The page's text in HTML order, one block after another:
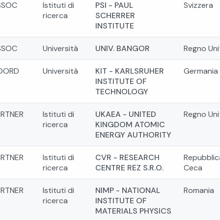
Istituti di
ricerca
PSI - PAUL
SCHERRER
INSTITUTE
Svizzera
Università UNIV. BANGOR Regno
Università
KIT - KARLSRUHER
INSTITUTE OF
TECHNOLOGY
Germania
Istituti di
ricerca
UKAEA - UNITED
KINGDOM ATOMIC
ENERGY AUTHORITY
Regno
Istituti di
ricerca
CVR - RESEARCH
CENTRE REZ S.R.O.
Ceca
Istituti di
ricerca
NIMP - NATIONAL
INSTITUTE OF
MATERIALS PHYSICS
Romania